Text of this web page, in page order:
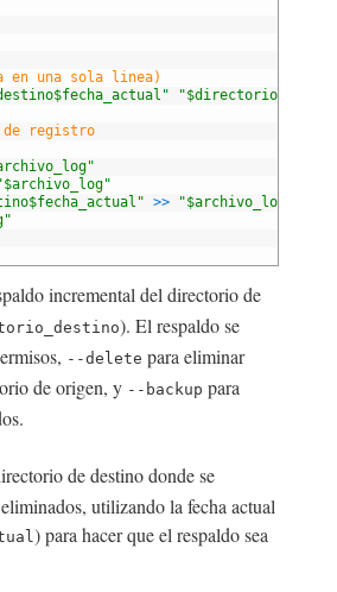
en una sola linea)
"$directorio_origen"
registro
>>
"$archivo_log"
incremental del directorio de
). El respaldo se
--delete para eliminar
de origen, y --backup para
de destino donde se
utilizando la fecha actual
) para hacer que el respaldo sea